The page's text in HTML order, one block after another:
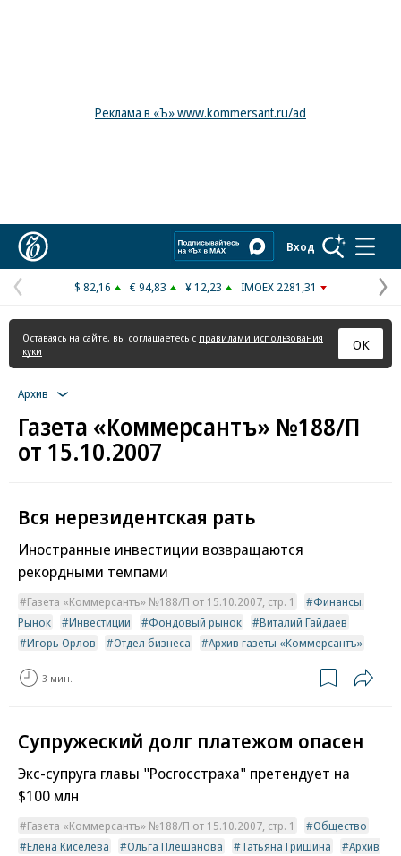
Реклама в «Ъ» www.kommersant.ru/ad
Вход
Предыдущая
страница
$ 82,16 € 94,83 ¥ 12,23 IMOEX 2281,31
Оставаясь на сайте, вы соглашаетесь с правилами использования
куки
ОК
Архив
Газета «Коммерсантъ» №188/П
от 15.10.2007
Вся нерезидентская рать
Иностранные инвестиции возвращаются
рекордными темпами
Газета «Коммерсантъ» №188/П от 15.10.2007, стр. 1
Финансы.
Рынок
Инвестиции Фондовый рынок
Виталий Гайдаев
Игорь Орлов
Отдел бизнеса Архив газеты «Коммерсантъ»
3 мин.
Супружеский долг платежом опасен
Экс-супруга главы "Росгосстраха" претендует на
$100 млн
Газета «Коммерсантъ» №188/П от 15.10.2007, стр. 1
Общество
Елена Киселева
Ольга Плешанова Татьяна Гришина
Архив